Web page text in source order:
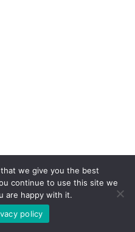
we give you the best
continue to use this site we
are happy with it.
policy